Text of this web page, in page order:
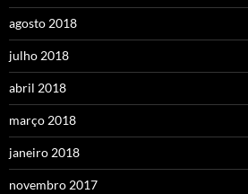
agosto 2018
julho 2018
abril 2018
março 2018
janeiro 2018
novembro 2017